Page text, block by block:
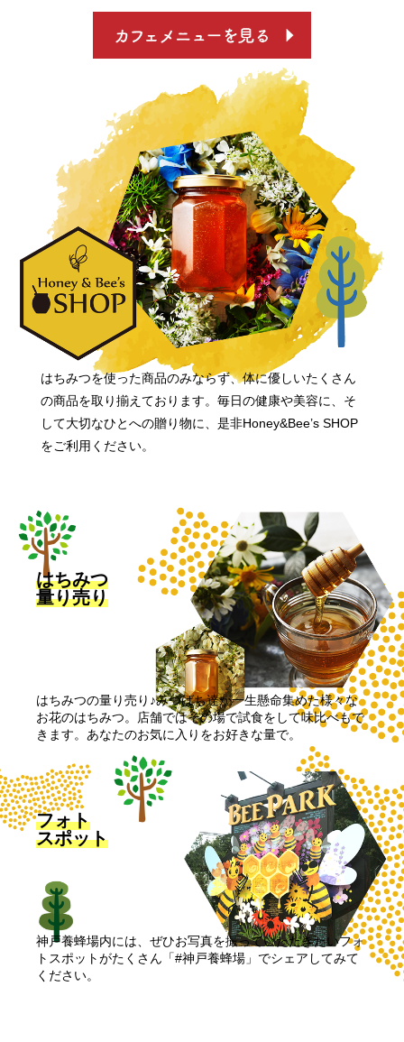
はちみつを使った商品のみならず、体に優しいたくさん
の商品を取り揃えております。毎日の健康や美容に、そ
して大切なひとへの贈り物に、是非Honey&Bee’s SHOP
をご利用ください。
はちみつ
量り売り
はちみつの量り売り♪みつばち達が一生懸命集めた様々な
お花のはちみつ。店舗ではその場で試食をして味比べもで
きます。あなたのお気に入りをお好きな量で。
フォト
スポット
神戸養蜂場内には、ぜひお写真を撮っていただきたいフォ
トスポットがたくさん「#神戸養蜂場」でシェアしてみて
ください。